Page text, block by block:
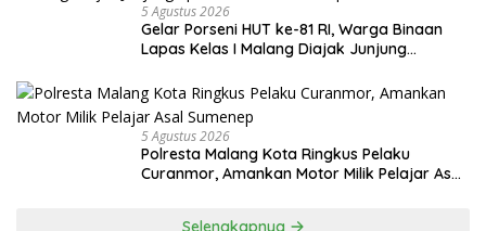
5 Agustus 2026
Gelar Porseni HUT ke-81 RI, Warga Binaan
Lapas Kelas I Malang Diajak Junjung
5 Agustus 2026
Polresta Malang Kota Ringkus Pelaku
Curanmor, Amankan Motor Milik Pelajar Asal
Selengkapnya